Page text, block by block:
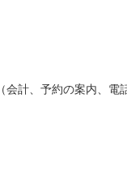
計、予約の案内、電